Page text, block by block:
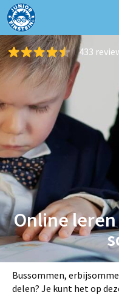
433
Online
Bussommen,
delen? Je kunt het op